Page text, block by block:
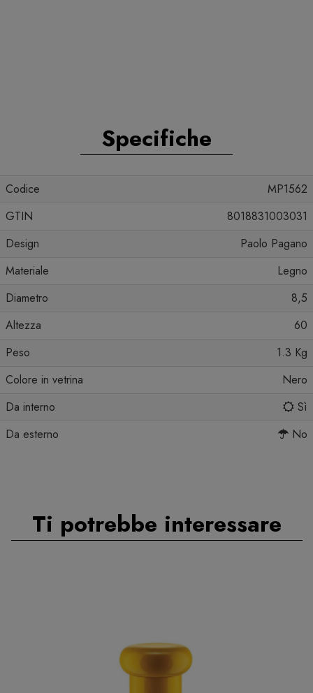
Specifiche
Codice
MP1562
GTIN
8018831003031
Design
Paolo Pagano
Materiale
Legno
Diametro
8,5
Altezza
60
Peso
1.3 Kg
Colore in vetrina
Nero
Da interno
Sì
Da esterno
No
Ti potrebbe interessare